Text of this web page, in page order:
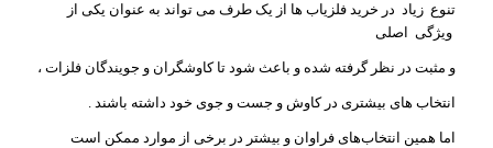
تنوع زیاد در خرید فلزیاب ها از یک طرف می ‌تواند به عنوان یکی از
ویژگی اصلی
و مثبت در نظر گرفته شده و باعث شود تا کاوشگران و جویندگان فلزات ،
انتخاب‌ های بیشتری در کاوش و جست و جوی خود داشته باشند .
اما همین انتخاب‌های فراوان و بیشتر در برخی از موارد ممکن است